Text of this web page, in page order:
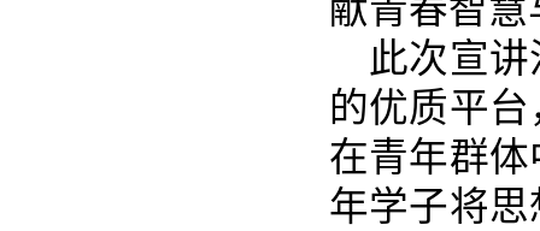
献青春智慧
此次宣讲
的优质平
在青年群
年学子将